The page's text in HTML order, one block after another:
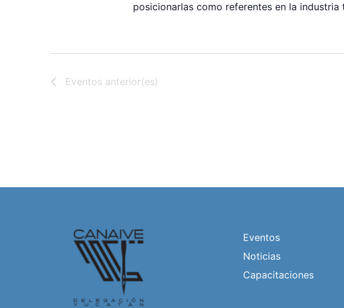
posicionarlas como referentes en la
Eventos anterior(es)
Eventos
Noticias
Capacitaciones